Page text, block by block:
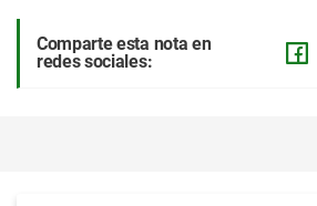
Comparte esta nota en
redes sociales: